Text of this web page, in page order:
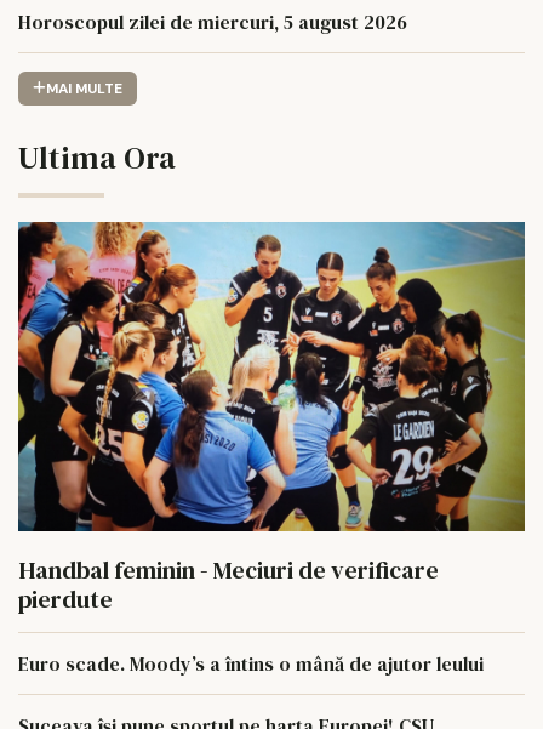
Horoscopul zilei de miercuri, 5 august 2026
MAI MULTE
Ultima Ora
Handbal feminin - Meciuri de verificare
pierdute
Euro scade. Moody’s a întins o mână de ajutor leului